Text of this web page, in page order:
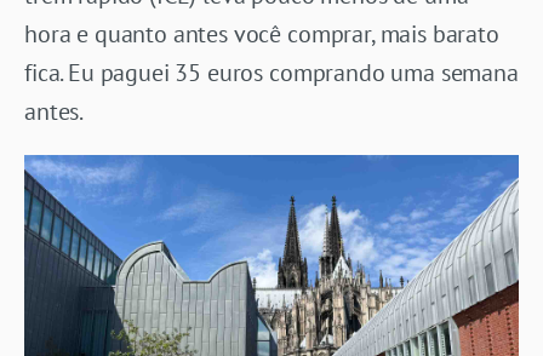
hora e quanto antes você comprar, mais barato
fica. Eu paguei 35 euros comprando uma semana
antes.